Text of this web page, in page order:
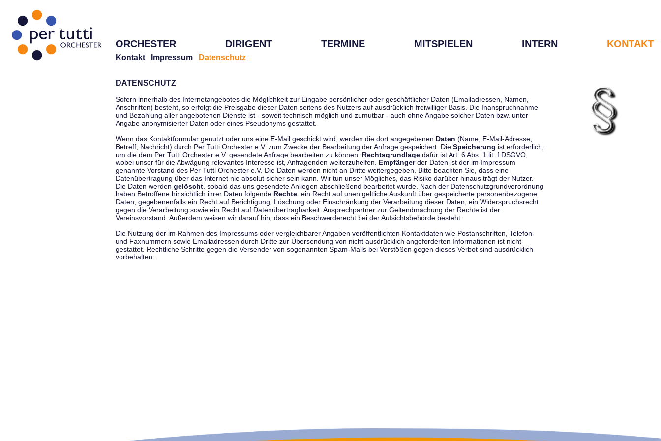
ORCHESTER DIRIGENT TERMINE MITSPIELEN INTERN KONTAKT
Kontakt Impressum Datenschutz
DATENSCHUTZ
Sofern innerhalb des Internetangebotes die Möglichkeit zur Eingabe persönlicher oder geschäftlicher Daten (Emailadressen, Namen,
Anschriften) besteht, so erfolgt die Preisgabe dieser Daten seitens des Nutzers auf ausdrücklich freiwilliger Basis. Die Inanspruchnahme
und Bezahlung aller angebotenen Dienste ist - soweit technisch möglich und zumutbar - auch ohne Angabe solcher Daten bzw. unter
Angabe anonymisierter Daten oder eines Pseudonyms gestattet.
Wenn das Kontaktformular genutzt oder uns eine E-Mail geschickt wird, werden die dort angegebenen Daten (Name, E-Mail-Adresse,
Betreff, Nachricht) durch Per Tutti Orchester e.V. zum Zwecke der Bearbeitung der Anfrage gespeichert. Die Speicherung ist erforderlich,
um die dem Per Tutti Orchester e.V. gesendete Anfrage bearbeiten zu können. Rechtsgrundlage dafür ist Art. 6 Abs. 1 lit. f DSGVO,
wobei unser für die Abwägung relevantes Interesse ist, Anfragenden weiterzuhelfen. Empfängerder Daten ist der im Impressum
genannte Vorstand des Per Tutti Orchester e.V. Die Daten werden nicht an Dritte weitergegeben. Bitte beachten Sie, dass eine
Datenübertragung über das Internet nie absolut sicher sein kann. Wir tun unser Mögliches, das Risiko darüber hinaus trägt der Nutzer.
Die Daten werden gelöscht , sobald das uns gesendete Anliegen abschließend bearbeitet wurde. Nach der Datenschutzgrundverordnung
haben Betroffene hinsichtlich ihrer Daten folgende Rechte: ein Recht auf unentgeltliche Auskunft über gespeicherte personenbezogene
Daten, gegebenenfalls ein Recht auf Berichtigung, Löschung oder Einschränkung der Verarbeitung dieser Daten, ein Widerspruchsrecht
gegen die Verarbeitung sowie ein Recht auf Datenübertragbarkeit. Ansprechpartner zur Geltendmachung der Rechte ist der
Vereinsvorstand. Außerdem weisen wir darauf hin, dass ein Beschwerderecht bei der Aufsichtsbehörde besteht.
Die Nutzung der im Rahmen des Impressums oder vergleichbarer Angaben veröffentlichten Kontaktdaten wie Postanschriften, Telefon-
und Faxnummern sowie Emailadressen durch Dritte zur Übersendung von nicht ausdrücklich angeforderten Informationen ist nicht
gestattet. Rechtliche Schritte gegen die Versender von sogenannten Spam-Mails bei Verstößen gegen dieses Verbot sind ausdrücklich
vorbehalten.